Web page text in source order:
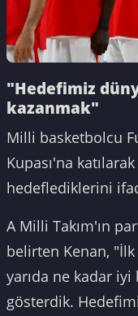
"Hedefimiz
kazanmak"
Milli basketbolcu
Kupası'na
hedeflediklerini
A Milli Takım'ın
belirten Kenan, "İlk
yarıda ne kadar
gösterdik.